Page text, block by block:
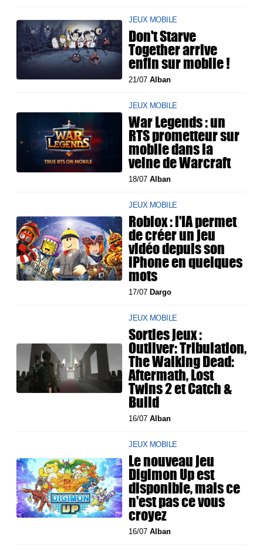
JEUX MOBILE
Don't Starve
Together arrive
enfin sur mobile !
21/07Alban
JEUX MOBILE
War Legends : un
RTS prometteur sur
mobile dans la
veine de Warcraft
18/07Alban
JEUX MOBILE
Roblox : l'IA permet
de créer un jeu
vidéo depuis son
iPhone en quelques
mots
17/07 Dargo
JEUX MOBILE
Sorties jeux :
Outliver: Tribulation,
The Walking Dead:
Aftermath, Lost
Twins 2 et Catch &
Build
16/07Alban
JEUX MOBILE
Le nouveau jeu
Digimon Up est
disponible, mais ce
n'est pas ce vous
croyez
16/07Alban